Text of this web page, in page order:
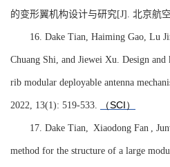
的变形翼机构设计与研究[J]. 北京航
16. Dake Tian, Haiming Gao, Lu
Chuang Shi, and Jiewei Xu. Design
rib modular deployable antenna
2022, 13(1): 519-533. （SCI）
17. Dake Tian, Xiaodong Fan ,
method for the structure of a large